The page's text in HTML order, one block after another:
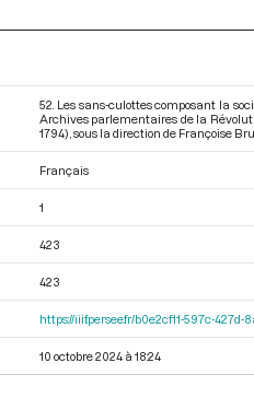
52. Les sans-culottes composant la
Archives parlementaires de la
1794) , sous la direction de Françoise
Français
1
423
423
https://iiif.persee.fr/b0e2cf11-597c-
10 octobre 2024 à 18:24